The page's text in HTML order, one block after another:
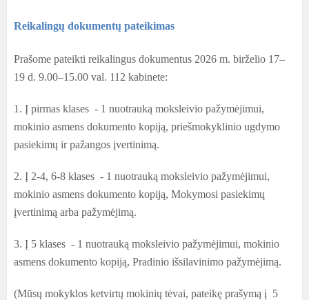
Reikalingų dokumentų pateikimas
Prašome pateikti reikalingus dokumentus 2026 m. birželio 17–
19 d. 9.00–15.00 val. 112 kabinete:
1. Į pirmas klases - 1 nuotrauką moksleivio pažymėjimui,
mokinio asmens dokumento kopiją, priešmokyklinio ugdymo
pasiekimų ir pažangos įvertinimą.
2. Į 2-4, 6-8 klases - 1 nuotrauką moksleivio pažymėjimui,
mokinio asmens dokumento kopiją, Mokymosi pasiekimų
įvertinimą arba pažymėjimą.
3. Į 5 klases - 1 nuotrauką moksleivio pažymėjimui, mokinio
asmens dokumento kopiją, Pradinio išsilavinimo pažymėjimą.
(Mūsų mokyklos ketvirtų mokinių tėvai, pateikę prašymą į 5